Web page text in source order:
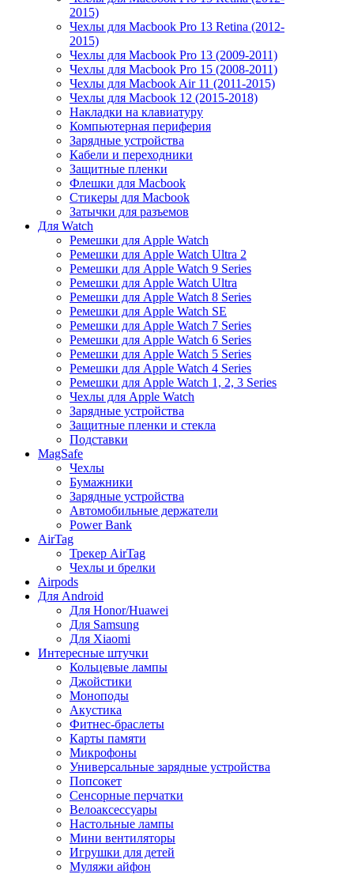
2015)
Чехлы для Macbook Pro 13 Retina (2012-
2015)
Чехлы для Macbook Pro 13 (2009-2011)
Чехлы для Macbook Pro 15 (2008-2011)
Чехлы для Macbook Air 11 (2011-2015)
Чехлы для Macbook 12 (2015-2018)
Накладки на клавиатуру
Компьютерная периферия
Зарядные устройства
Кабели и переходники
Защитные пленки
Флешки для Macbook
Стикеры для Macbook
Затычки для разъемов
Для Watch
Ремешки для Apple Watch
Ремешки для Apple Watch Ultra 2
Ремешки для Apple Watch 9 Series
Ремешки для Apple Watch Ultra
Ремешки для Apple Watch 8 Series
Ремешки для Apple Watch SE
Ремешки для Apple Watch 7 Series
Ремешки для Apple Watch 6 Series
Ремешки для Apple Watch 5 Series
Ремешки для Apple Watch 4 Series
Ремешки для Apple Watch 1, 2, 3 Series
Чехлы для Apple Watch
Зарядные устройства
Защитные пленки и стекла
Подставки
MagSafe
Чехлы
Бумажники
Зарядные устройства
Автомобильные держатели
Power Bank
AirTag
Трекер AirTag
Чехлы и брелки
Airpods
Для Android
Для Honor/Huawei
Для Samsung
Для Xiaomi
Интересные штучки
Кольцевые лампы
Джойстики
Моноподы
Акустика
Фитнес-браслеты
Карты памяти
Микрофоны
Универсальные зарядные устройства
Попсокет
Сенсорные перчатки
Велоаксессуары
Настольные лампы
Мини вентиляторы
Игрушки для детей
Муляжи айфон